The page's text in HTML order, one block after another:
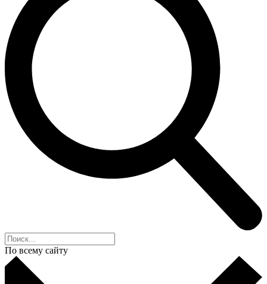
По всему сайту